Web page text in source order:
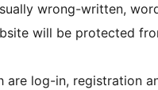
wrong-written,
will be protected
log-in, registration